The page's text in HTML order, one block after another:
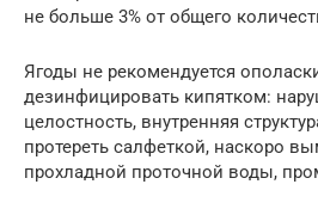
не больше 3% от общего
Ягоды не рекомендуется
дезинфицировать кипятком:
целостность, внутренняя
протереть салфеткой, наскоро
прохладной проточной воды,